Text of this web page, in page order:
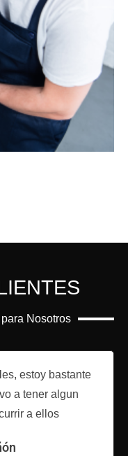
Nosotros
estoy bastante
a tener algun
a ellos